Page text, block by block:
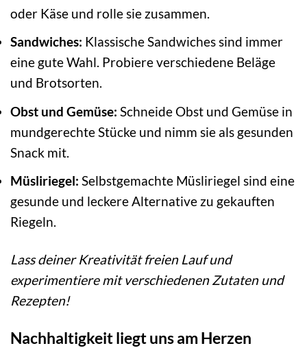
oder Käse und rolle sie zusammen.
Sandwiches: Klassische Sandwiches sind immer
eine gute Wahl. Probiere verschiedene Beläge
und Brotsorten.
Obst und Gemüse: Schneide Obst und Gemüse in
mundgerechte Stücke und nimm sie als gesunden
Snack mit.
Müsliriegel: Selbstgemachte Müsliriegel sind eine
gesunde und leckere Alternative zu gekauften
Riegeln.
Lass deiner Kreativität freien Lauf und
experimentiere mit verschiedenen Zutaten und
Rezepten!
Nachhaltigkeit liegt uns am Herzen